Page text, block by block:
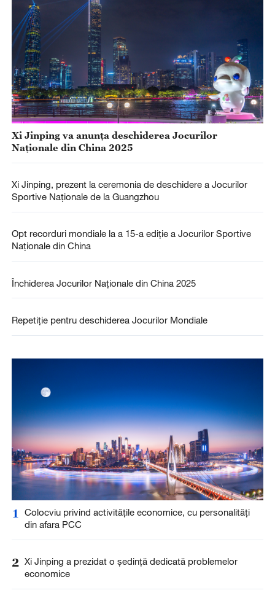
Xi Jinping va anunța deschiderea Jocurilor
Naționale din China 2025
Xi Jinping, prezent la ceremonia de deschidere a Jocurilor
Sportive Naționale de la Guangzhou
Opt recorduri mondiale la a 15-a ediție a Jocurilor Sportive
Naționale din China
Închiderea Jocurilor Naționale din China 2025
Repetiție pentru deschiderea Jocurilor Mondiale
1
Colocviu privind activitățile economice, cu personalități
din afara PCC
2 Xi Jinping a prezidat o ședință dedicată problemelor
economice